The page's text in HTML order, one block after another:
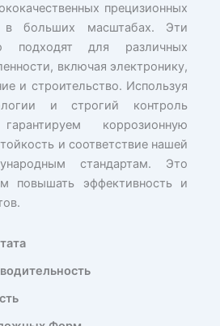
прецизионных
в больших масштабах. Эти
подходят для различных
включая электронику,
и строительство. Используя
и строгий контроль
коррозионную
и соответствие нашей
стандартам. Это
повышать эффективность и